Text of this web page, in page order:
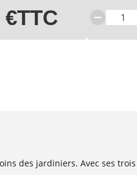
€TTC
des jardiniers. Avec ses